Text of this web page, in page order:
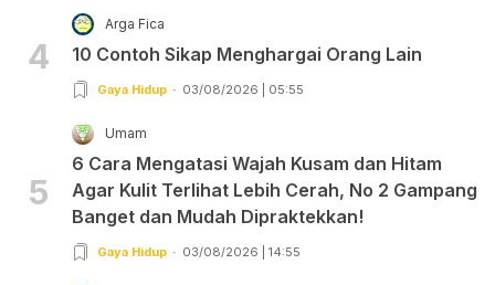
4
Arga Fica
10 Contoh Sikap Menghargai Orang Lain
Gaya Hidup 03/08/2026 | 05:55
5
Umam
6 Cara Mengatasi Wajah Kusam dan Hitam
Agar Kulit Terlihat Lebih Cerah, No 2 Gampang
Banget dan Mudah Dipraktekkan!
Gaya Hidup 03/08/2026 | 14:55